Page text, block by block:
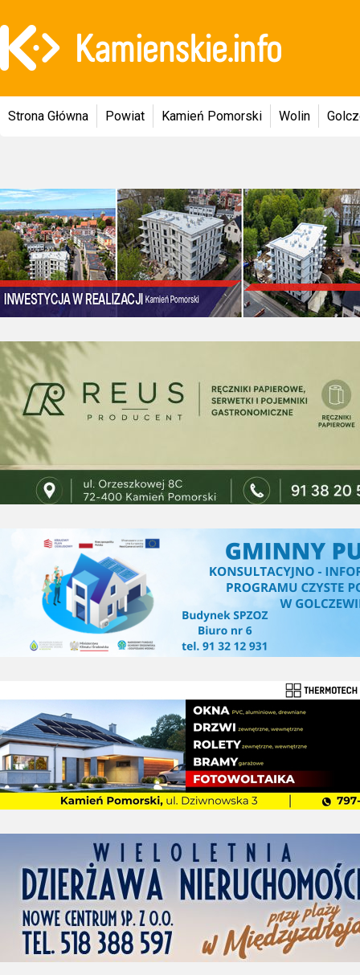
Strona Główna Powiat Kamień Pomorski Wolin